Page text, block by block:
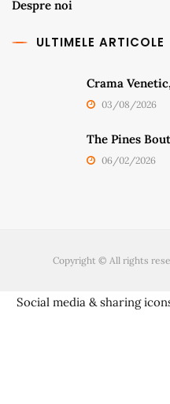
Despre noi
ULTIMELE ARTICOLE
Crama
03/08/2026
The Pines
06/02/2026
Copyright © All rights
Social media & sharing